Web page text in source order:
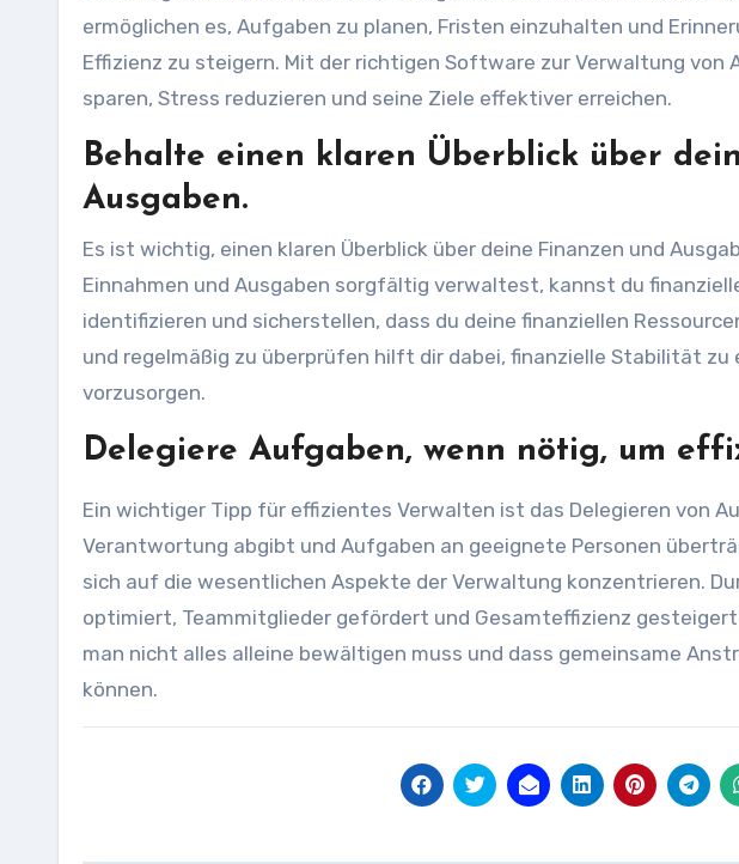
ermöglichen es, Aufgaben zu planen, Fristen einzuhalten und
Effizienz zu steigern. Mit der richtigen Software zur Verwaltung von
sparen, Stress reduzieren und seine Ziele effektiver erreichen.
Behalte einen klaren Überblick über
Ausgaben.
Es ist wichtig, einen klaren Überblick über deine Finanzen und
Einnahmen und Ausgaben sorgfältig verwaltest, kannst du
identifizieren und sicherstellen, dass du deine finanziellen
und regelmäßig zu überprüfen hilft dir dabei, finanzielle Stabilität
vorzusorgen.
Delegiere Aufgaben, wenn nötig, um
Ein wichtiger Tipp für effizientes Verwalten ist das Delegieren von
Verantwortung abgibt und Aufgaben an geeignete Personen
sich auf die wesentlichen Aspekte der Verwaltung konzentrieren.
optimiert, Teammitglieder gefördert und Gesamteffizienz
man nicht alles alleine bewältigen muss und dass gemeinsame
können.